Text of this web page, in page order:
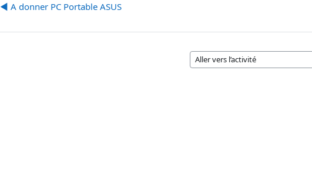
◀︎ A donner PC Portable ASUS
Aller vers l’activité